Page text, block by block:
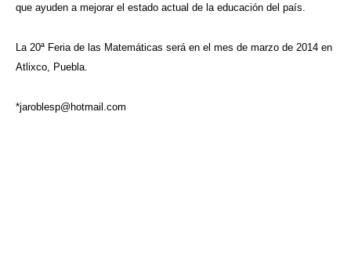
que ayuden a mejorar el estado actual de la educación del país.
La 20ª Feria de las Matemáticas será en el mes de marzo de 2014 en
Atlixco, Puebla.
*jaroblesp@hotmail.com